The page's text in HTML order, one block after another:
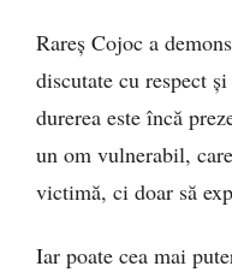
Rareș Cojoc a
discutate cu respect
durerea este încă
un om vulnerabil,
victimă, ci doar să
Iar poate cea mai